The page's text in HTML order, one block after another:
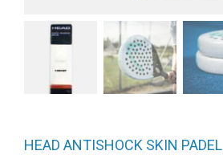
HEAD ANTISHOCK SKIN PADEL